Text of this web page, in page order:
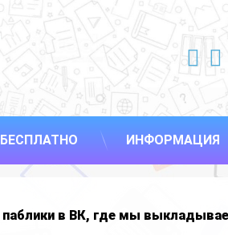
БЕСПЛАТНО ИНФОРМАЦИЯ
паблики в ВК, где мы